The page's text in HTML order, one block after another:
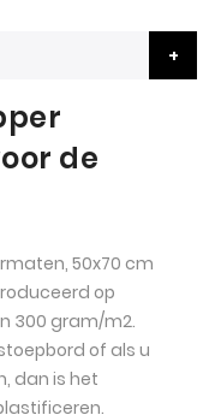
de
50x70 cm
op
300 gram/m2.
of als u
dan is het